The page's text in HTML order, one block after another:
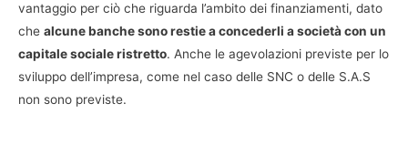
vantaggio per ciò che riguarda l’ambito dei finanziamenti, dato
che alcune banche sono restie a concederli a società con un
capitale sociale ristretto. Anche le agevolazioni previste per lo
sviluppo dell’impresa, come nel caso delle SNC o delle S.A.S
non sono previste.